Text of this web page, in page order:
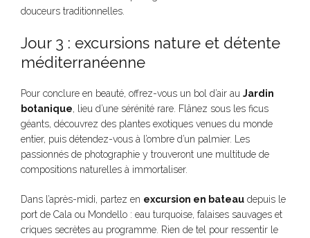
douceurs traditionnelles.
Jour 3 : excursions nature et détente
méditerranéenne
Pour conclure en beauté, offrez-vous un bol d’air au Jardin
botanique, lieu d’une sérénité rare. Flânez sous les ficus
géants, découvrez des plantes exotiques venues du monde
entier, puis détendez-vous à l’ombre d’un palmier. Les
passionnés de photographie y trouveront une multitude de
compositions naturelles à immortaliser.
Dans l’après-midi, partez en excursion en bateau depuis le
port de Cala ou Mondello : eau turquoise, falaises sauvages et
criques secrètes au programme. Rien de tel pour ressentir le